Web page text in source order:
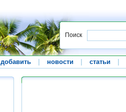
Поиск
добавить новости статьи